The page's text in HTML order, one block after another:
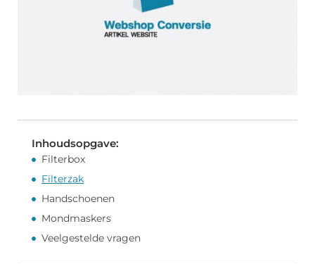
Inhoudsopgave:
Filterbox
Filterzak
Handschoenen
Mondmaskers
Veelgestelde vragen